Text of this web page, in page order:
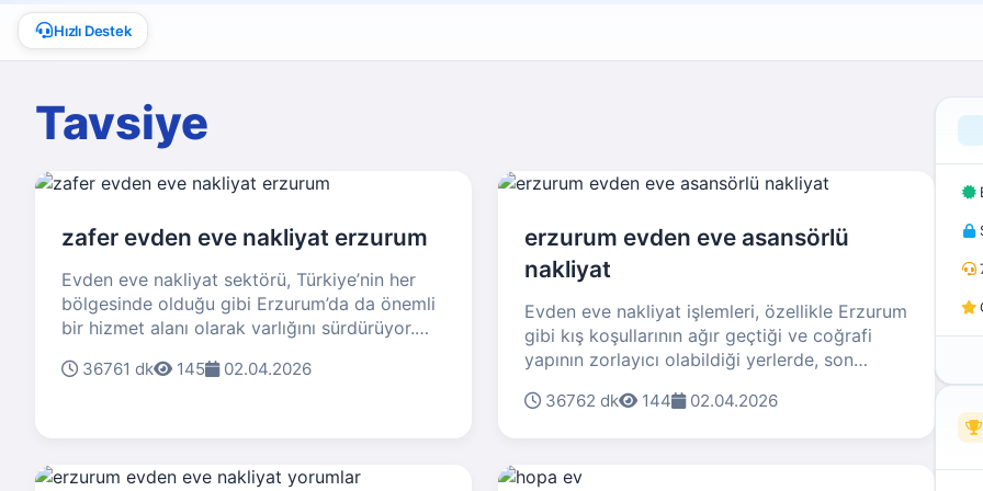
Hızlı Destek
Tavsiye
zafer evden eve nakliyat erzurum
Evden eve nakliyat sektörü, Türkiye’nin her
bölgesinde olduğu gibi Erzurum’da da önemli
bir hizmet alanı olarak varlığını sürdürüyor.
yoğun insan hareketliliğiyle birlikte evden eve
taşınma ihtiyaçlarına profesyonel çözümler
36761 dk 145 02.04.2026
erzurum evden eve asansörlü
nakliyat
Evden eve nakliyat işlemleri, özellikle Erzurum
gibi kış koşullarının ağır geçtiği ve coğrafi
yapının zorlayıcı olabildiği yerlerde, son
hizmetlerdir. Bu alanda sıkça tercih edilen
anlama ve bilgi kirliliğine de yol açabiliyor. Bu
36762 dk 144 02.04.2026